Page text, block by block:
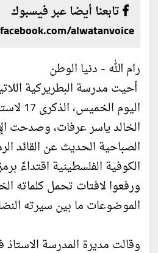
تابعنا أيضا عبر فيسبوك
facebook.com/alwatanvoice
رام الله - دنيا الوطن
أحيت مدرسة البطريركية
اليوم
الخالد ياسر عرفات، وصدحت
الصباحية الحديث عن القائد
الكوفية الفلسطينية اقتداءً
ورفعوا لافتات تحمل كلماته
الموضوعات ما بين سيرته
وقالت مديرة المدرسة الاستاذ